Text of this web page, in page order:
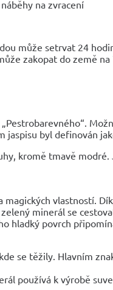
na zvracení
může setrvat 24
zakopat do země na
jaspisu byl definován
kromě tmavě
vlastností.
minerál se
hladký povrch
se těžily. Hlavním
používá k výrobě